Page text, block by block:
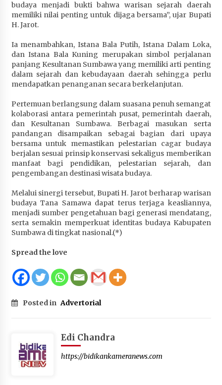
budaya menjadi bukti bahwa warisan sejarah daerah
memiliki nilai penting untuk dijaga bersama”, ujar Bupati
H. Jarot.
Ia menambahkan, Istana Bala Putih, Istana Dalam Loka,
dan Istana Bala Kuning merupakan simbol perjalanan
panjang Kesultanan Sumbawa yang memiliki arti penting
dalam sejarah dan kebudayaan daerah sehingga perlu
mendapatkan penanganan secara berkelanjutan.
Pertemuan berlangsung dalam suasana penuh semangat
kolaborasi antara pemerintah pusat, pemerintah daerah,
dan Kesultanan Sumbawa. Berbagai masukan serta
pandangan disampaikan sebagai bagian dari upaya
bersama untuk memastikan pelestarian cagar budaya
berjalan sesuai prinsip konservasi sekaligus memberikan
manfaat bagi pendidikan, pelestarian sejarah, dan
pengembangan destinasi wisata budaya.
Melalui sinergi tersebut, Bupati H. Jarot berharap warisan
budaya Tana Samawa dapat terus terjaga keasliannya,
menjadi sumber pengetahuan bagi generasi mendatang,
serta semakin memperkuat identitas budaya Kabupaten
Sumbawa di tingkat nasional.(*)
Spread the love
Posted in Advertorial
Edi Chandra
https://bidikankameranews.com